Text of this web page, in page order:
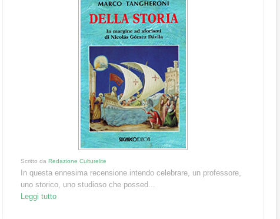
Scritto da Redazione Culturelite
In questa ennesima recensione intendo celebrare, un professore,
uno storico, uno studioso che possed...
Leggi tutto